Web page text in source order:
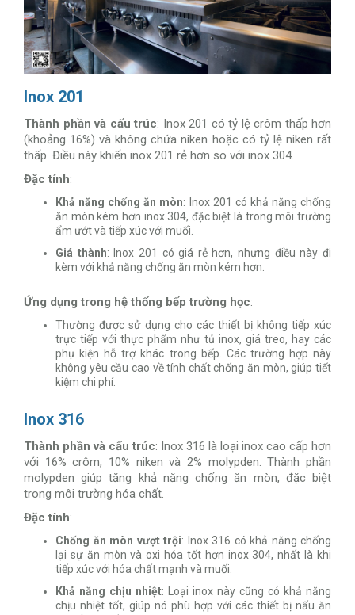
Inox 201
Thành phần và cấu trúc: Inox 201 có tỷ lệ crôm thấp hơn
(khoảng 16%) và không chứa niken hoặc có tỷ lệ niken rất
thấp. Điều này khiến inox 201 rẻ hơn so với inox 304.
Đặc tính:
Khả năng chống ăn mòn: Inox 201 có khả năng chống
ăn mòn kém hơn inox 304, đặc biệt là trong môi trường
ẩm ướt và tiếp xúc với muối.
Giá thành: Inox 201 có giá rẻ hơn, nhưng điều này đi
kèm với khả năng chống ăn mòn kém hơn.
Ứng dụng trong hệ thống bếp trường học:
Thường được sử dụng cho các thiết bị không tiếp xúc
trực tiếp với thực phẩm như tủ inox, giá treo, hay các
phụ kiện hỗ trợ khác trong bếp. Các trường hợp này
không yêu cầu cao về tính chất chống ăn mòn, giúp tiết
kiệm chi phí.
Inox 316
Thành phần và cấu trúc: Inox 316 là loại inox cao cấp hơn
với 16% crôm, 10% niken và 2% molypden. Thành phần
molypden giúp tăng khả năng chống ăn mòn, đặc biệt
trong môi trường hóa chất.
Đặc tính:
Chống ăn mòn vượt trội: Inox 316 có khả năng chống
lại sự ăn mòn và oxi hóa tốt hơn inox 304, nhất là khi
tiếp xúc với hóa chất mạnh và muối.
Khả năng chịu nhiệt: Loại inox này cũng có khả năng
chịu nhiệt tốt, giúp nó phù hợp với các thiết bị nấu ăn